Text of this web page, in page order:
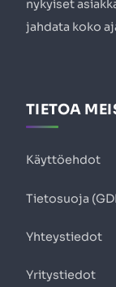
nykyiset
jahdata koko
TIETOA
Käyttöehdot
Tietosuoja
Yhteystiedot
Yritystiedot